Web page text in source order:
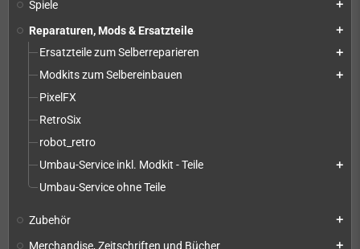
Spiele add
Reparaturen, Mods & Ersatzteile add
Ersatzteile zum Selberreparieren add
Modkits zum Selbereinbauen add
PixelFX
RetroSix
robot_retro
Umbau-Service inkl. Modkit - Teile
add
Umbau-Service ohne Teile
Zubehör add
Merchandise, Zeitschriften und Bücher add